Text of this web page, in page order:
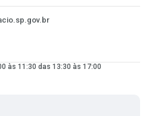
às 11:30 das 13:30 às 17:00